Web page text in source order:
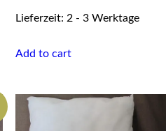
Lieferzeit: 2 - 3 Werktage
Add to cart